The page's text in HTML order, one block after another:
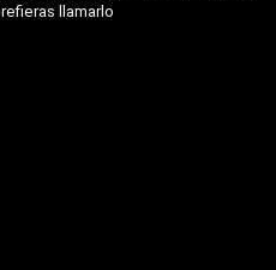
llamarlo